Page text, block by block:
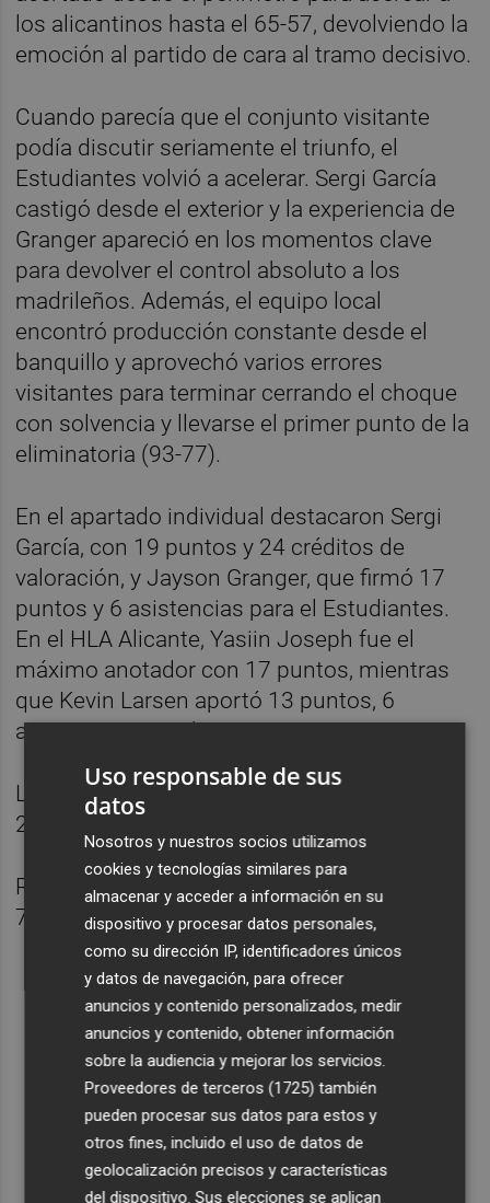
los alicantinos hasta el 65-57, devolviendo la
emoción al partido de cara al tramo decisivo.
Cuando parecía que el conjunto visitante
podía discutir seriamente el triunfo, el
Estudiantes volvió a acelerar. Sergi García
castigó desde el exterior y la experiencia de
Granger apareció en los momentos clave
para devolver el control absoluto a los
madrileños. Además, el equipo local
encontró producción constante desde el
banquillo y aprovechó varios errores
visitantes para terminar cerrando el choque
con solvencia y llevarse el primer punto de la
eliminatoria (93-77).
En el apartado individual destacaron Sergi
García, con 19 puntos y 24 créditos de
valoración, y Jayson Granger, que firmó 17
puntos y 6 asistencias para el Estudiantes.
En el HLA Alicante, Yasiin Joseph fue el
máximo anotador con 17 puntos, mientras
que Kevin Larsen aportó 13 puntos, 6
asistencias y 5 rebotes.
Los parciales del encuentro fueron 27-18,
23-16, 15-23 y 28-20.
Resultado final: Movistar Estudiantes 93 –
77 HLA Alicante.
Uso responsable de sus
datos
Nosotros y nuestros socios utilizamos
cookies y tecnologías similares para
almacenar y acceder a información en su
dispositivo y procesar datos personales,
como su dirección IP, identificadores únicos
y datos de navegación, para ofrecer
anuncios y contenido personalizados, medir
anuncios y contenido, obtener información
sobre la audiencia y mejorar los servicios.
Proveedores de terceros (1725) también
pueden procesar sus datos para estos y
otros fines, incluido el uso de datos de
geolocalización precisos y características
del dispositivo. Sus elecciones se aplican